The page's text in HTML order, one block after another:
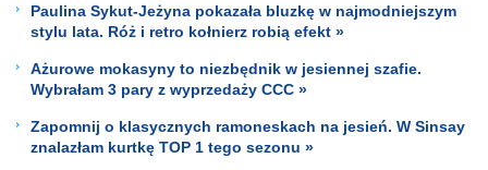
Paulina Sykut-Jeżyna pokazała bluzkę w najmodniejszym
stylu lata. Róż i retro kołnierz robią efekt »
Ażurowe mokasyny to niezbędnik w jesiennej szafie.
Wybrałam 3 pary z wyprzedaży CCC »
Zapomnij o klasycznych ramoneskach na jesień. W Sinsay
znalazłam kurtkę TOP 1 tego sezonu »